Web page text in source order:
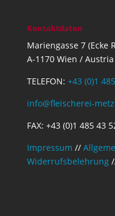
Kontaktdaten
Mariengasse 7 (Ecke
A-1170 Wien / Austria
TELEFON: +43 (0)1
info@fleischerei-
FAX: +43 (0)1 485 43
Impressum //
Widerrufsbelehrung